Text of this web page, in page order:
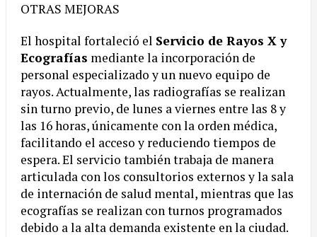
OTRAS MEJORAS
El hospital fortaleció el Servicio de Rayos X y
Ecografías mediante la incorporación de
personal especializado y un nuevo equipo de
rayos. Actualmente, las radiografías se realizan
sin turno previo, de lunes a viernes entre las 8 y
las 16 horas, únicamente con la orden médica,
facilitando el acceso y reduciendo tiempos de
espera. El servicio también trabaja de manera
articulada con los consultorios externos y la sala
de internación de salud mental, mientras que las
ecografías se realizan con turnos programados
debido a la alta demanda existente en la ciudad.